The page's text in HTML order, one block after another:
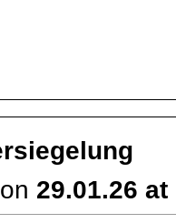
on 29.01.26